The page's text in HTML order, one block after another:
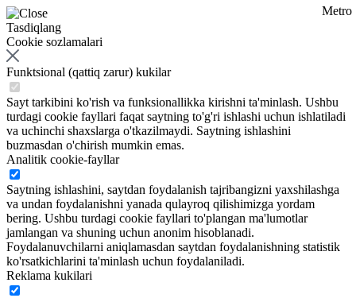
Tasdiqlang
Cookie sozlamalari
Funktsional (qattiq zarur) kukilar
Sayt tarkibini ko'rish va funksionallikka kirishni ta'minlash. Ushbu
turdagi cookie fayllari faqat saytning to'g'ri ishlashi uchun ishlatiladi
va uchinchi shaxslarga o'tkazilmaydi. Saytning ishlashini
buzmasdan o'chirish mumkin emas.
Analitik cookie-fayllar
Saytning ishlashini, saytdan foydalanish tajribangizni yaxshilashga
va undan foydalanishni yanada qulayroq qilishimizga yordam
bering. Ushbu turdagi cookie fayllari to'plangan ma'lumotlar
jamlangan va shuning uchun anonim hisoblanadi.
Foydalanuvchilarni aniqlamasdan saytdan foydalanishning statistik
ko'rsatkichlarini ta'minlash uchun foydalaniladi.
Reklama kukilari
Metro